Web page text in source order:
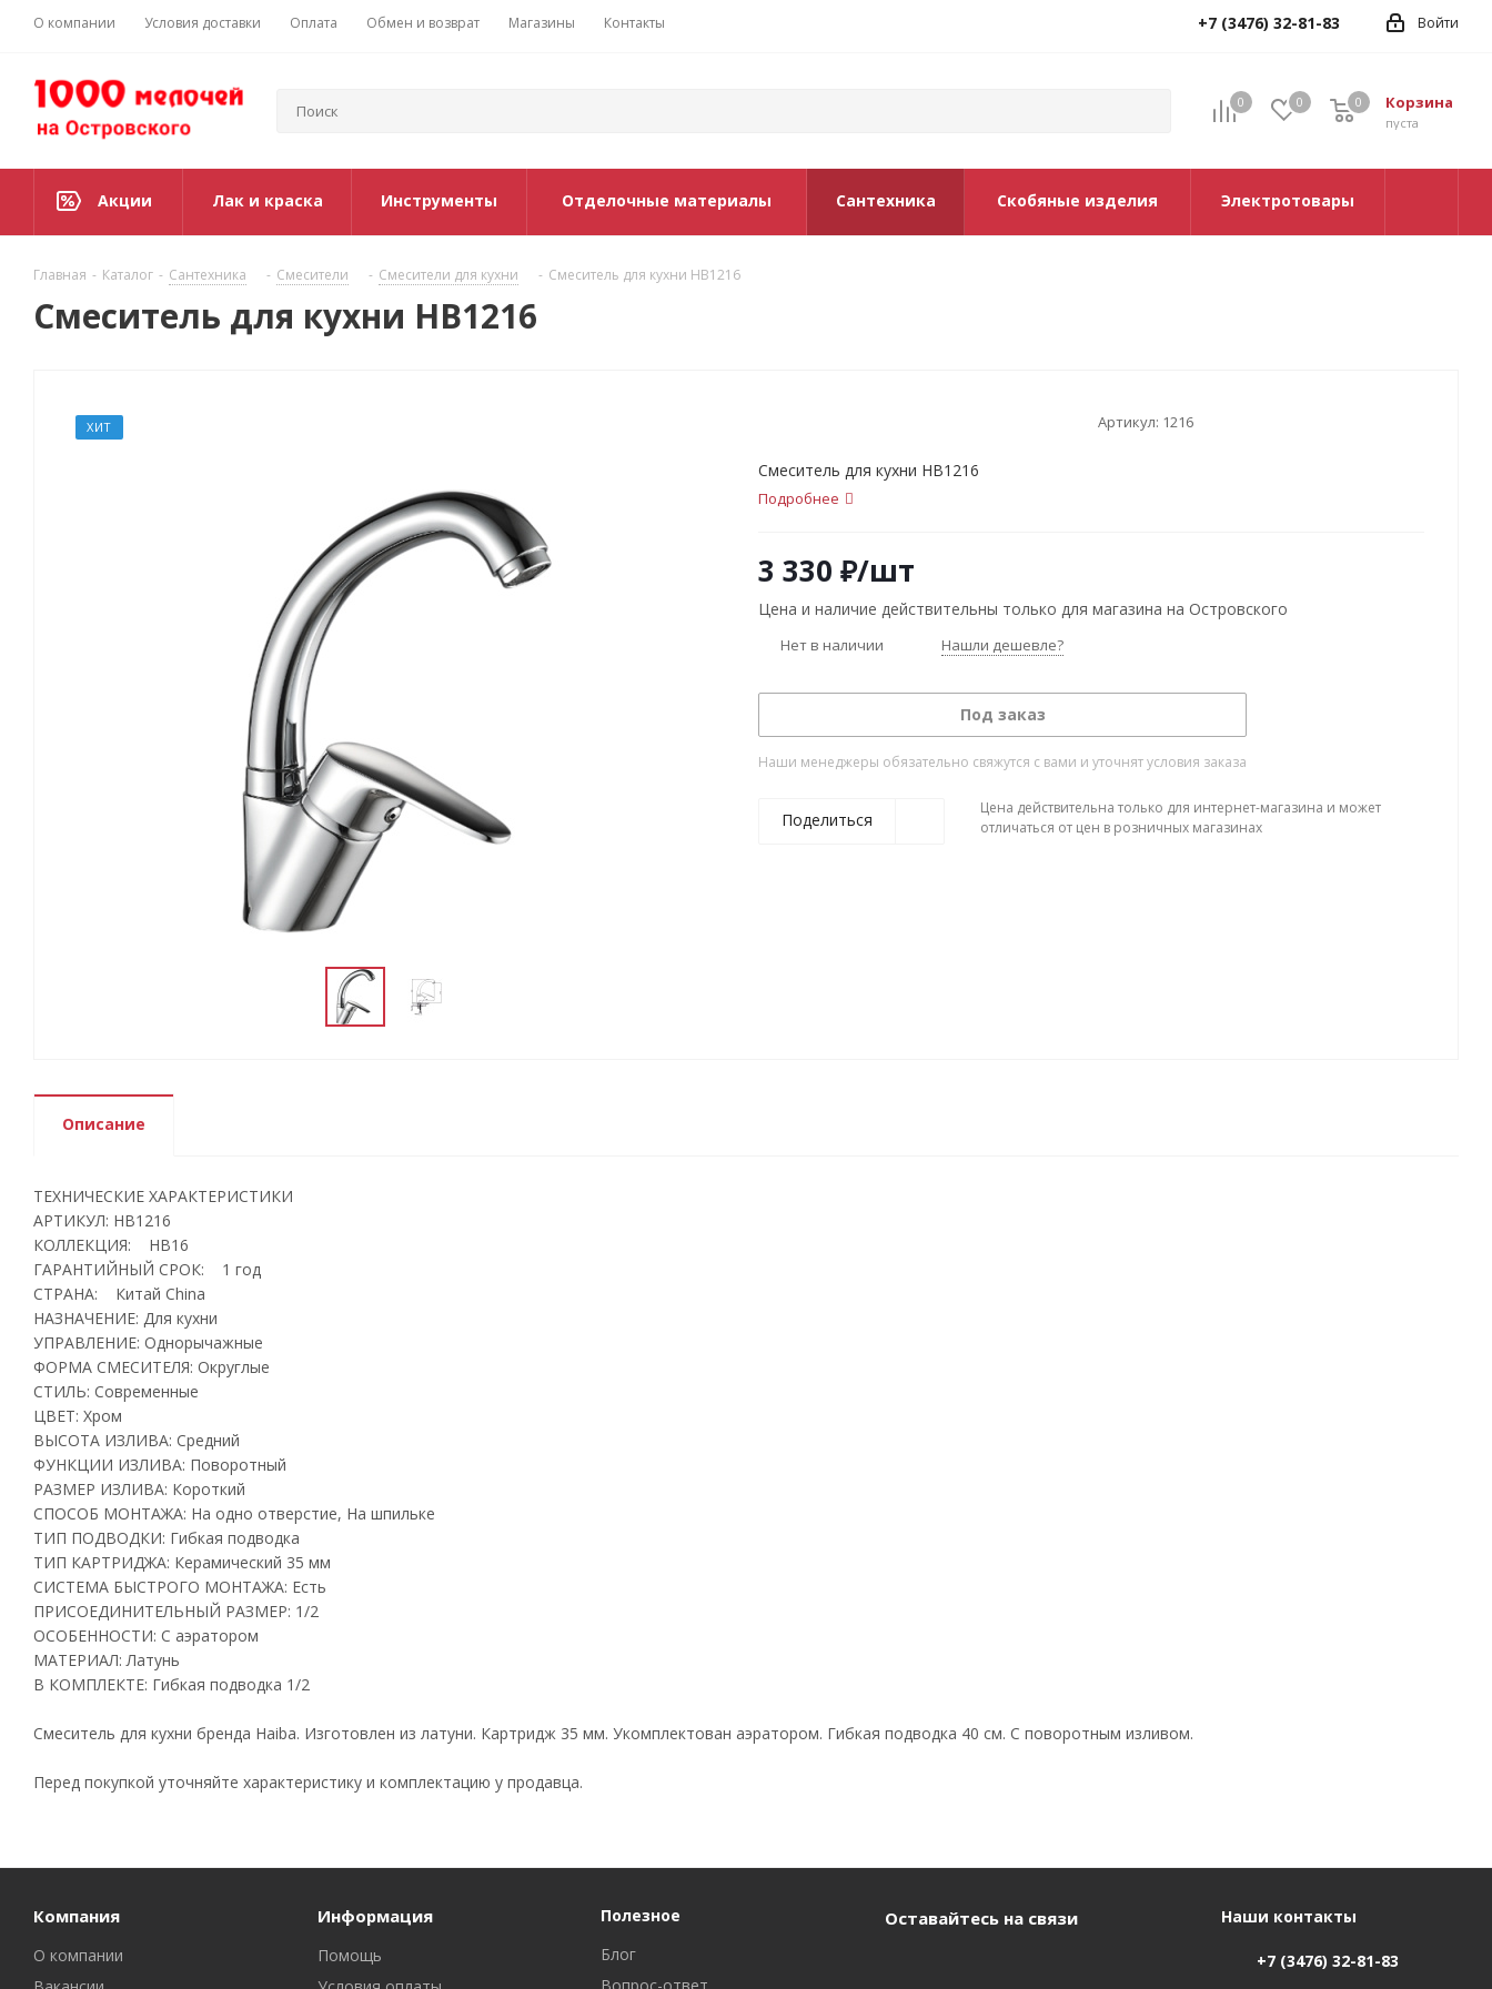
О компании Условия доставки Оплата Обмен и возврат Магазины Контакты Войти
+7 (3476) 32-81-83
0 0 Корзина
0
пуста
0
Акции Лак и краска Инструменты Отделочные материалы Сантехника Скобяные изделия Электротовары
Главная - Каталог - Сантехника - Смесители - Смесители для кухни - Смеситель для кухни НВ1216
Смеситель для кухни НВ1216
ХИТ Артикул: 1216
Смеситель для кухни НВ1216
Подробнее
3 330 ₽/шт
Цена и наличие действительны только для магазина на Островского
Нет в наличии Нашли дешевле?
Под заказ
Наши менеджеры обязательно свяжутся с вами и уточнят условия заказа
Поделиться
Цена действительна только для интернет-магазина и может
отличаться от цен в розничных магазинах
Описание
ТЕХНИЧЕСКИЕ ХАРАКТЕРИСТИКИ
АРТИКУЛ: HB1216
КОЛЛЕКЦИЯ: HB16
ГАРАНТИЙНЫЙ СРОК: 1 год
СТРАНА: Китай China
НАЗНАЧЕНИЕ: Для кухни
УПРАВЛЕНИЕ: Однорычажные
ФОРМА СМЕСИТЕЛЯ: Округлые
СТИЛЬ: Современные
ЦВЕТ: Хром
ВЫСОТА ИЗЛИВА: Средний
ФУНКЦИИ ИЗЛИВА: Поворотный
РАЗМЕР ИЗЛИВА: Короткий
СПОСОБ МОНТАЖА: На одно отверстие, На шпильке
ТИП ПОДВОДКИ: Гибкая подводка
ТИП КАРТРИДЖА: Керамический 35 мм
СИСТЕМА БЫСТРОГО МОНТАЖА: Есть
ПРИСОЕДИНИТЕЛЬНЫЙ РАЗМЕР: 1/2
ОСОБЕННОСТИ: С аэратором
МАТЕРИАЛ: Латунь
В КОМПЛЕКТЕ: Гибкая подводка 1/2
Смеситель для кухни бренда Haiba. Изготовлен из латуни. Картридж 35 мм. Укомплектован аэратором. Гибкая подводка 40 см. С поворотным изливом.
Перед покупкой уточняйте характеристику и комплектацию у продавца.
Компания
О компании
Информация
Помощь
Полезное
Блог
Оставайтесь на связи Наши контакты
+7 (3476) 32-81-83